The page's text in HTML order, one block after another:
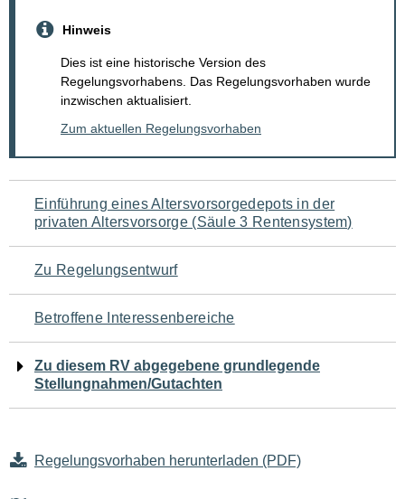
Hinweis
Dies ist eine historische Version des
Regelungsvorhabens. Das Regelungsvorhaben wurde
inzwischen aktualisiert.
Zum aktuellen Regelungsvorhaben
Navigation
für
den
Seiteninhalt
Einführung eines Altersvorsorgedepots in der
privaten Altersvorsorge (Säule 3 Rentensystem)
Zu Regelungsentwurf
Betroffene Interessenbereiche
Zu diesem RV abgegebene grundlegende
Stellungnahmen/Gutachten
Regelungsvorhaben herunterladen (PDF)